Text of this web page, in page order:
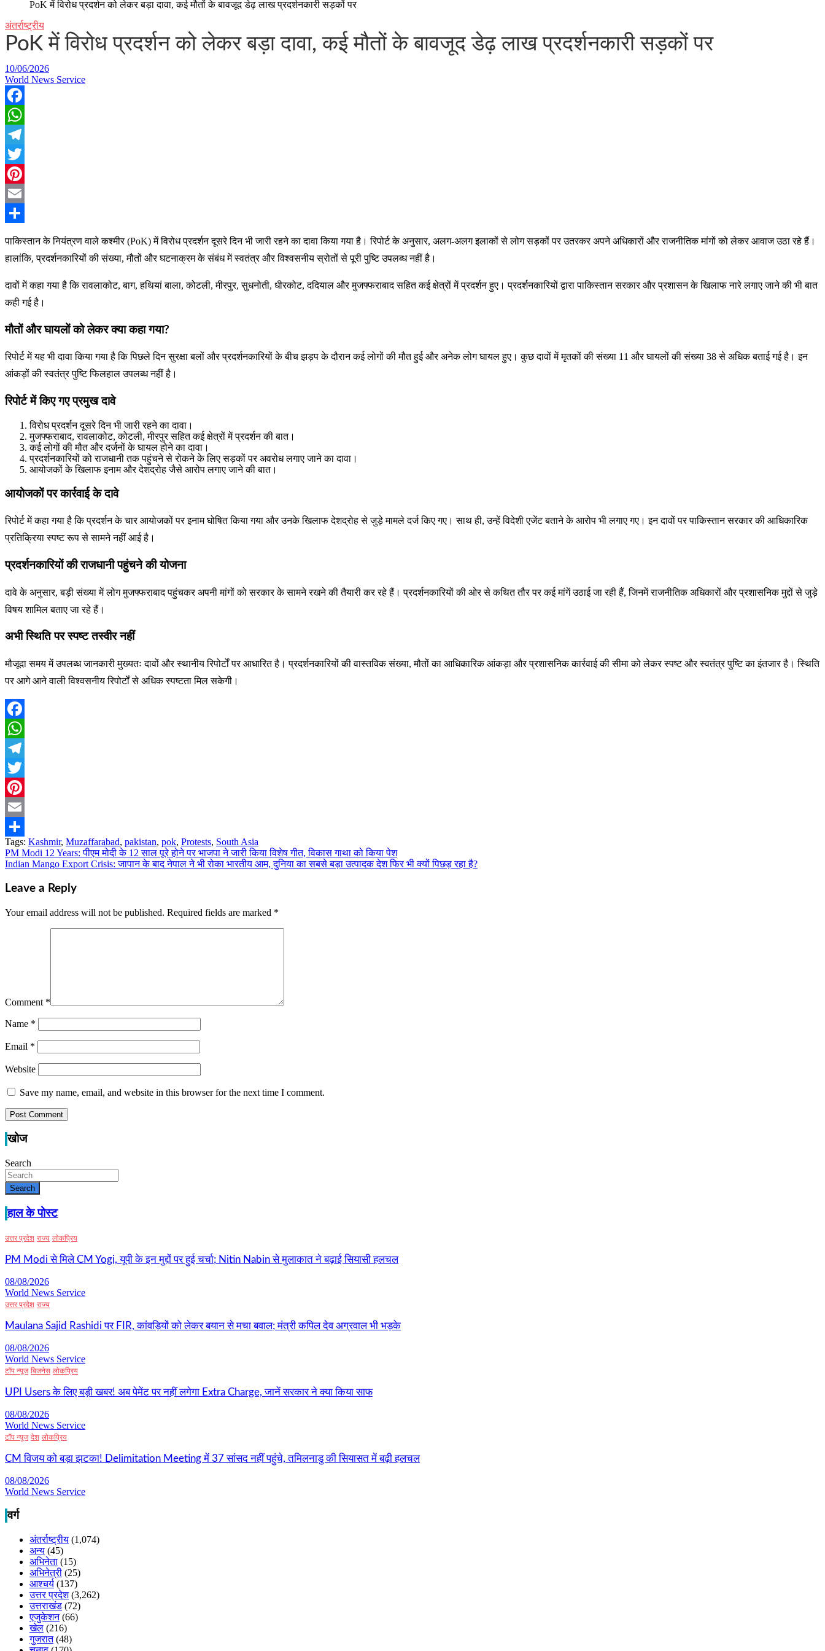
PoK में विरोध प्रदर्शन को लेकर बड़ा दावा, कई मौतों के बावजूद डेढ़ लाख प्रदर्शनकारी सड़कों पर
अंतर्राष्ट्रीय
PoK में विरोध प्रदर्शन को लेकर बड़ा दावा, कई मौतों के बावजूद डेढ़ लाख प्रदर्शनकारी सड़कों पर
10/06/2026
World News Service
Facebook
WhatsApp
Telegram
Twitter
Pinterest
Email
पाकिस्तान के नियंत्रण वाले कश्मीर (PoK) में विरोध प्रदर्शन दूसरे दिन भी जारी रहने का दावा किया गया है। रिपोर्ट के अनुसार, अलग-अलग इलाकों से लोग सड़कों पर उतरकर अपने अधिकारों और राजनीतिक मांगों को लेकर आवाज उठा रहे हैं।
हालांकि, प्रदर्शनकारियों की संख्या, मौतों और घटनाक्रम के संबंध में स्वतंत्र और विश्वसनीय स्रोतों से पूरी पुष्टि उपलब्ध नहीं है।
दावों में कहा गया है कि रावलाकोट, बाग, हथियां बाला, कोटली, मीरपुर, सुधनोती, धीरकोट, ददियाल और मुजफ्फराबाद सहित कई क्षेत्रों में प्रदर्शन हुए। प्रदर्शनकारियों द्वारा पाकिस्तान सरकार और प्रशासन के खिलाफ नारे लगाए जाने की भी बात
कही गई है।
मौतों और घायलों को लेकर क्या कहा गया?
रिपोर्ट में यह भी दावा किया गया है कि पिछले दिन सुरक्षा बलों और प्रदर्शनकारियों के बीच झड़प के दौरान कई लोगों की मौत हुई और अनेक लोग घायल हुए। कुछ दावों में मृतकों की संख्या 11 और घायलों की संख्या 38 से अधिक बताई गई है। इन
आंकड़ों की स्वतंत्र पुष्टि फिलहाल उपलब्ध नहीं है।
रिपोर्ट में किए गए प्रमुख दावे
विरोध प्रदर्शन दूसरे दिन भी जारी रहने का दावा।
मुजफ्फराबाद, रावलाकोट, कोटली, मीरपुर सहित कई क्षेत्रों में प्रदर्शन की बात।
कई लोगों की मौत और दर्जनों के घायल होने का दावा।
प्रदर्शनकारियों को राजधानी तक पहुंचने से रोकने के लिए सड़कों पर अवरोध लगाए जाने का दावा।
आयोजकों के खिलाफ इनाम और देशद्रोह जैसे आरोप लगाए जाने की बात।
आयोजकों पर कार्रवाई के दावे
रिपोर्ट में कहा गया है कि प्रदर्शन के चार आयोजकों पर इनाम घोषित किया गया और उनके खिलाफ देशद्रोह से जुड़े मामले दर्ज किए गए। साथ ही, उन्हें विदेशी एजेंट बताने के आरोप भी लगाए गए। इन दावों पर पाकिस्तान सरकार की आधिकारिक
प्रतिक्रिया स्पष्ट रूप से सामने नहीं आई है।
प्रदर्शनकारियों की राजधानी पहुंचने की योजना
दावे के अनुसार, बड़ी संख्या में लोग मुजफ्फराबाद पहुंचकर अपनी मांगों को सरकार के सामने रखने की तैयारी कर रहे हैं। प्रदर्शनकारियों की ओर से कथित तौर पर कई मांगें उठाई जा रही हैं, जिनमें राजनीतिक अधिकारों और प्रशासनिक मुद्दों से जुड़े
विषय शामिल बताए जा रहे हैं।
अभी स्थिति पर स्पष्ट तस्वीर नहीं
मौजूदा समय में उपलब्ध जानकारी मुख्यतः दावों और स्थानीय रिपोर्टों पर आधारित है। प्रदर्शनकारियों की वास्तविक संख्या, मौतों का आधिकारिक आंकड़ा और प्रशासनिक कार्रवाई की सीमा को लेकर स्पष्ट और स्वतंत्र पुष्टि का इंतजार है। स्थिति
पर आगे आने वाली विश्वसनीय रिपोर्टों से अधिक स्पष्टता मिल सकेगी।
Facebook
WhatsApp
Telegram
Twitter
Pinterest
Email
Share
Tags: Kashmir, Muzaffarabad, pakistan, pok, Protests, South Asia
Post
navigation
PM Modi 12 Years: पीएम मोदी के 12 साल पूरे होने पर भाजपा ने जारी किया विशेष गीत, विकास गाथा को किया पेश
Indian Mango Export Crisis: जापान के बाद नेपाल ने भी रोका भारतीय आम, दुनिया का सबसे बड़ा उत्पादक देश फिर भी क्यों पिछड़ रहा है?
Leave a Reply
Your email address will not be published. Required fields are marked *
Comment *
Name *
Email *
Website
Save my name, email, and website in this browser for the next time I comment.
खोज
Search
Search
हाल के पोस्ट
उत्तर प्रदेश राज्य लोकप्रिय
PM Modi से मिले CM Yogi, यूपी के इन मुद्दों पर हुई चर्चा; Nitin Nabin से मुलाकात ने बढ़ाई सियासी हलचल
08/08/2026
World News Service
उत्तर प्रदेश राज्य
Maulana Sajid Rashidi पर FIR, कांवड़ियों को लेकर बयान से मचा बवाल; मंत्री कपिल देव अग्रवाल भी भड़के
08/08/2026
World News Service
टॉप न्यूज बिजनेस लोकप्रिय
UPI Users के लिए बड़ी खबर! अब पेमेंट पर नहीं लगेगा Extra Charge, जानें सरकार ने क्या किया साफ
08/08/2026
World News Service
टॉप न्यूज देश लोकप्रिय
CM विजय को बड़ा झटका! Delimitation Meeting में 37 सांसद नहीं पहुंचे, तमिलनाडु की सियासत में बढ़ी हलचल
08/08/2026
World News Service
वर्ग
अंतर्राष्ट्रीय (1,074)
अन्य (45)
अभिनेता (15)
अभिनेत्री (25)
आश्चर्य (137)
उत्तर प्रदेश(3,262)
उत्तराखंड (72)
एजुकेशन(66)
खेल (216)
गुजरात(48)